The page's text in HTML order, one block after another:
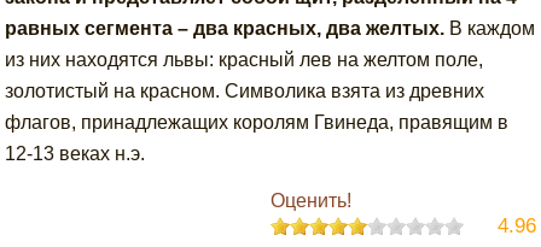
равных сегмента – два красных, два желтых. В каждом
из них находятся львы: красный лев на желтом поле,
золотистый на красном. Символика взята из древних
флагов, принадлежащих королям Гвинеда, правящим в
12-13 веках н.э.
Оценить!
4.96